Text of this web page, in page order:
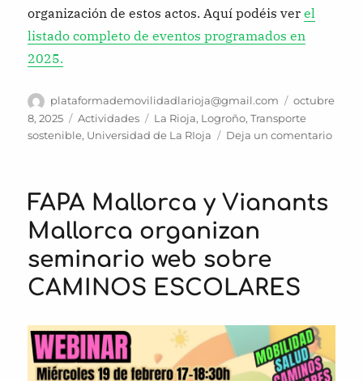
organización de estos actos. Aquí podéis verel
listado completo de eventos programados en
2025.
Autor
plataformademovilidadlarioja@gmail.com
Publicado
el
octubre
8, 2025
Categorías
Actividades Etiquetas
La Rioja, Logroño,Transporte
sostenible, Universidad de La RIoja Deja un comentarioen
FAPA Mallorca y Vianants
Mallorca organizan
seminario web sobre
CAMINOS ESCOLARES